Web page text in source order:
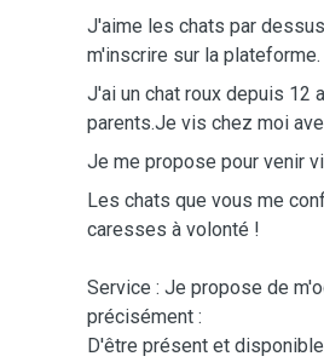
J'aime les chats par
m'inscrire sur la plateforme.
J'ai un chat roux depuis 12
parents.Je vis chez moi
Je me propose pour venir
Les chats que vous me
caresses à volonté !
Service : Je propose de
précisément :
D'être présent et